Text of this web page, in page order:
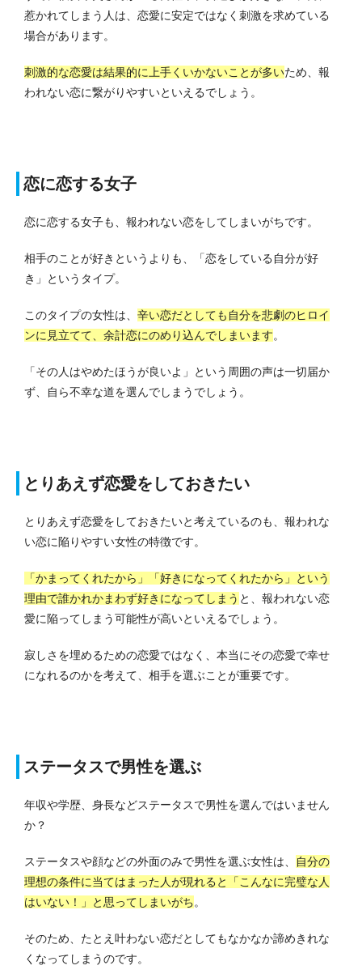
惹かれてしまう人は、恋愛に安定ではなく刺激を求めている
場合があります。
刺激的な恋愛は結果的に上手くいかないことが多いため、報
われない恋に繋がりやすいといえるでしょう。
恋に恋する女子
恋に恋する女子も、報われない恋をしてしまいがちです。
相手のことが好きというよりも、「恋をしている自分が好
き」というタイプ。
このタイプの女性は、 辛い恋だとしても自分を悲劇のヒロイ
ンに見立てて、余計恋にのめり込んでしまいます。
「その人はやめたほうが良いよ」という周囲の声は一切届か
ず、自ら不幸な道を選んでしまうでしょう。
とりあえず恋愛をしておきたい
とりあえず恋愛をしておきたいと考えているのも、報われな
い恋に陥りやすい女性の特徴です。
「かまってくれたから」「好きになってくれたから」という
理由で誰かれかまわず好きになってしまう と、報われない恋
愛に陥ってしまう可能性が高いといえるでしょう。
寂しさを埋めるための恋愛ではなく、本当にその恋愛で幸せ
になれるのかを考えて、相手を選ぶことが重要です。
ステータスで男性を選ぶ
年収や学歴、身長などステータスで男性を選んではいません
か？
ステータスや顔などの外面のみで男性を選ぶ女性は、
自分の
理想の条件に当てはまった人が現れると「こんなに完璧な人
はいない！」と思ってしまいがち。
そのため、たとえ叶わない恋だとしてもなかなか諦めきれな
くなってしまうのです。